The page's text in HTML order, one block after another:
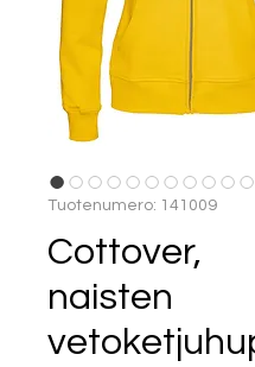
Tuotenumero: 141009
Cottover,
naisten